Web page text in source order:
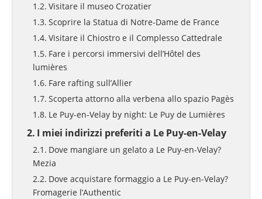
Visitare il museo Crozatier
Scoprire la Statua di Notre-Dame de France
Visitare il Chiostro e il Complesso Cattedrale
Fare i percorsi immersivi dell’Hôtel des
lumières
Fare rafting sull’Allier
Scoperta attorno alla verbena allo spazio Pagès
Le Puy-en-Velay by night: Le Puy de Lumières
I miei indirizzi preferiti a Le Puy-en-Velay
Dove mangiare un gelato a Le Puy-en-Velay?
Mezia
Dove acquistare formaggio a Le Puy-en-Velay?
Fromagerie l’Authentic